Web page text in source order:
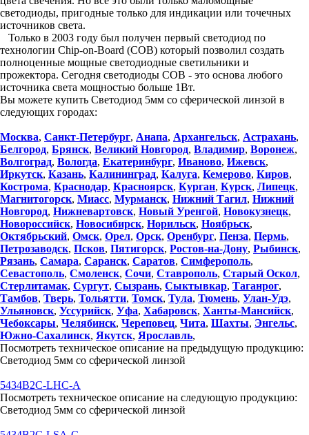
светодиоды, пригодные только для индикации или точечных
источников света.
Только в 2003 году был получен первый светодиод по
технологии Chip-on-Board (COB) который позволил создать
полноценные мощные светодиодные светильники и
прожектора. Сегодня светодиоды COB - это основа любого
источника света мощностью больше 1Вт.
Вы можете купить Светодиод 5мм со сферической линзой в
следующих городах:
Москва, Санкт-Петербург, Анапа, Архангельск, Астрахань,
Белгород, Брянск, Великий Новгород, Владимир, Воронеж,
Волгоград, Вологда, Екатеринбург, Иваново, Ижевск,
Иркутск, Казань, Калининград, Калуга, Кемерово, Киров,
Кострома, Краснодар, Красноярск, Курган, Курск, Липецк,
Магнитогорск, Миасс, Мурманск, Нижний Тагил, Нижний
Новгород, Нижневартовск, Новый Уренгой, Новокузнецк,
Новороссийск, Новосибирск, Норильск, Ноябрьск,
Октябрьский, Омск, Орел, Орск, Оренбург, Пенза, Пермь,
Петрозаводск, Псков, Пятигорск, Ростов-на-Дону, Рыбинск,
Рязань, Самара, Саранск, Саратов, Симферополь,
Севастополь, Смоленск, Сочи, Ставрополь, Старый Оскол,
Стерлитамак, Сургут, Сызрань, Сыктывкар, Таганрог,
Тамбов, Тверь, Тольятти, Томск, Тула, Тюмень, Улан-Удэ,
Ульяновск, Уссурийск, Уфа, Хабаровск, Ханты-Мансийск,
Чебоксары, Челябинск, Череповец, Чита, Шахты, Энгельс,
Южно-Сахалинск, Якутск, Ярославль,
Посмотреть техническое описание на предыдущую продукцию:
Светодиод 5мм со сферической линзой
5434B2C-LHC-A
Посмотреть техническое описание на следующую продукцию:
Светодиод 5мм со сферической линзой